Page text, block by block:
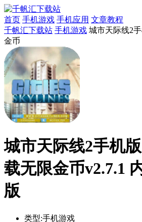
首页 手机游戏 手机应用 文章教程
千帆汇下载站 手机游戏 城市天际线2
金币
城市天际线2手机
载无限金币v2.7.1
版
类型:手机游戏